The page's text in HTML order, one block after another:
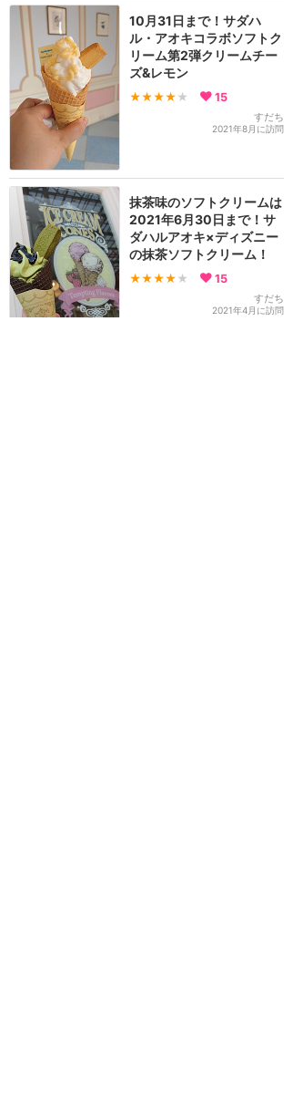
10月31日まで！サダハ
ル・アオキコラボソフトク
リーム第2弾クリームチー
ズ&レモン
★★★★ ★ 15
すだち
2021年8月に訪問
抹茶味のソフトクリームは
2021年6月30日まで！サ
ダハルアオキ×ディズニー
の抹茶ソフトクリーム！
★★★★ ★ 15
すだち
2021年4月に訪問